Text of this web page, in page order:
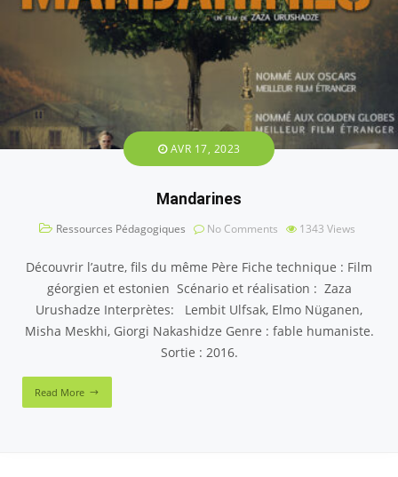
AVR 17, 2023
Mandarines
Ressources Pédagogiques No Comments 1343 Views
Découvrir l’autre, fils du même Père Fiche technique : Film
géorgien et estonien Scénario et réalisation : Zaza
Urushadze Interprètes: Lembit Ulfsak, Elmo Nüganen,
Misha Meskhi, Giorgi Nakashidze Genre : fable humaniste.
Sortie : 2016.
Read More